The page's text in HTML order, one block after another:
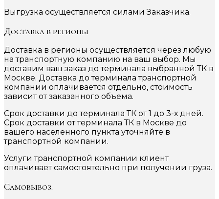
Выгрузка осуществляется силами Заказчика.
Доставка в регионы
Доставка в регионы осуществляется через любую
на транспортную компанию на ваш выбор. Мы
доставим ваш заказ до терминала выбранной ТК в
Москве. Доставка до терминала транспортной
компании оплачивается отдельно, стоимость
зависит от заказанного объема.
Срок доставки до терминала ТК от 1 до 3-х дней.
Срок доставки от терминала ТК в Москве до
вашего населенного пункта уточняйте в
транспортной компании.
Услуги транспортной компании клиент
оплачивает самостоятельно при получении груза.
Самовывоз.